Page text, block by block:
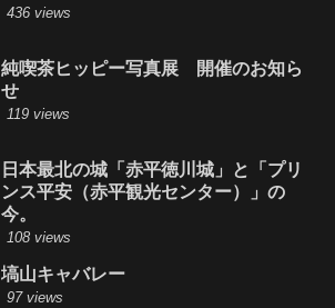
436 views
純喫茶ヒッピー写真展 開催のお知ら
せ
119 views
日本最北の城「赤平徳川城」と「プリ
ンス平安（赤平観光センター）」の
今。
108 views
塙山キャバレー
97 views